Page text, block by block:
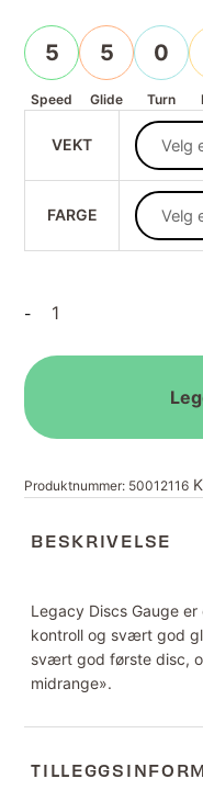
5
Speed
5
Glide
0
Turn
VEKT
FARGE
-
Gauge
Produktnummer: 50012116
BESKRIVELSE
Legacy Discs Gauge
kontroll og svært god
svært god første disc,
midrange».